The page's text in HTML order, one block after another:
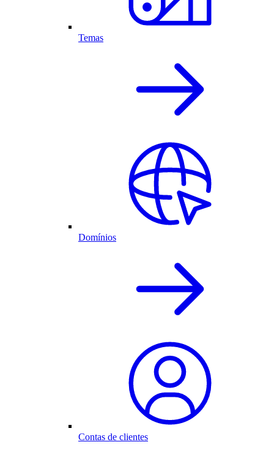
Temas
Domínios
Contas de clientes